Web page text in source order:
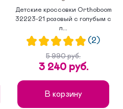
Детские кроссовки Orthoboom
32223-21 розовый с голубым с
л...
(2)
5 990 руб.
3 240 руб.
В корзину